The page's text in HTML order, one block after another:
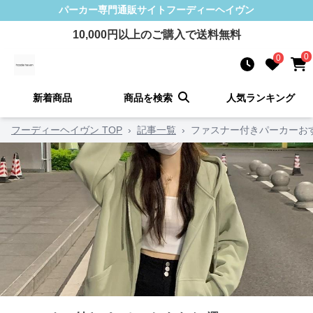
パーカー専門通販サイト フーディーヘイヴン
10,000円以上のご購入で送料無料
0 0
新着商品 商品を検索 人気ランキング
フーディーヘイヴン TOP › 記事一覧 › ファスナー付きパーカーお